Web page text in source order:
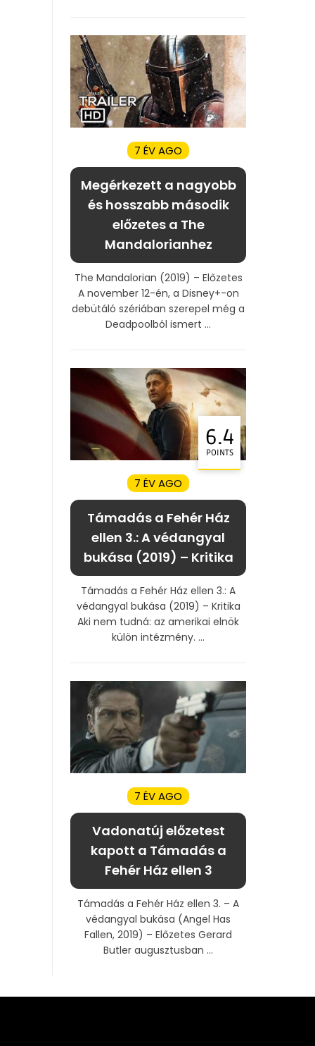
7 ÉV AGO
Megérkezett a nagyobb
és hosszabb második
előzetes a The
Mandalorianhez
The Mandalorian (2019) – Előzetes
A november 12-én, a Disney+-on
debütáló szériában szerepel még a
Deadpoolból ismert ...
6.4
POINTS
7 ÉV AGO
Támadás a Fehér Ház
ellen 3.: A védangyal
bukása (2019) – Kritika
Támadás a Fehér Ház ellen 3.: A
védangyal bukása (2019) – Kritika
Aki nem tudná: az amerikai elnök
külön intézmény. ...
7 ÉV AGO
Vadonatúj előzetest
kapott a Támadás a
Fehér Ház ellen 3
Támadás a Fehér Ház ellen 3. – A
védangyal bukása (Angel Has
Fallen, 2019) – Előzetes Gerard
Butler augusztusban ...